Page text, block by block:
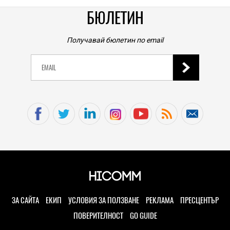
дори когато не го споделяте
TECH
iPhone 20 Pro Max се очаква да бъде още по-голям:
това е предполагаемият размер на дисплея
07.08.2026
SOCIAL
Надеждност на уредите, на която можете да
Този телескоп продължава да променя начина, по
който астрономите мислят за света отвъд
06.08.2026
БЮЛЕТИН
Получавай бюлетин по email
ЗА САЙТА ЕКИП УСЛОВИЯ ЗА ПОЛЗВАНЕ РЕКЛАМА
ПРЕСЦЕНТЪР
ПОВЕРИТЕЛНОСТ
GO GUIDE